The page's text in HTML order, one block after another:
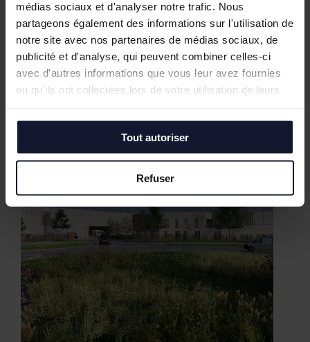
médias sociaux et d'analyser notre trafic. Nous
partageons également des informations sur l'utilisation de
notre site avec nos partenaires de médias sociaux, de
publicité et d'analyse, qui peuvent combiner celles-ci
avec d'autres informations que vous leur avez fournies
ou qu'ils ont collectées lors de votre utilisation de leurs
Tout autoriser
Refuser
Nos biens similaires